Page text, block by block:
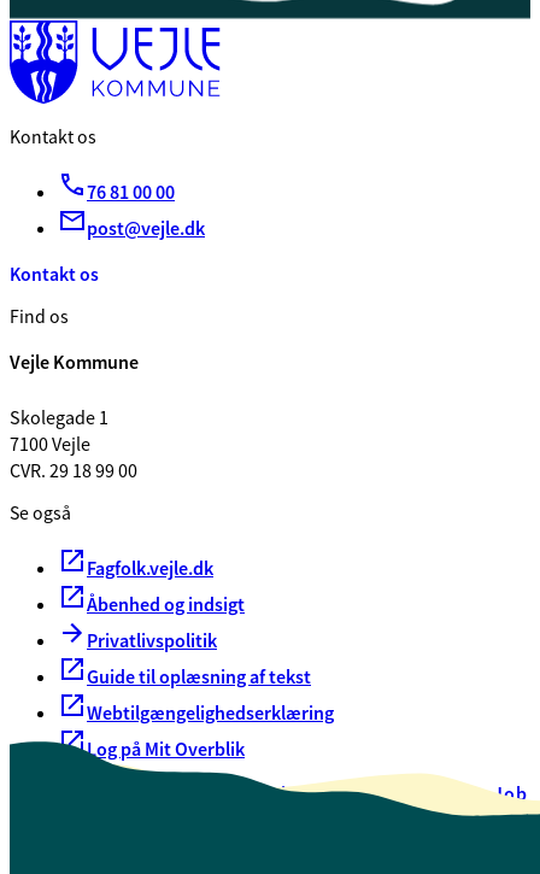
Kontakt os
76 81 00 00
post@vejle.dk
Kontakt os
Find os
Vejle Kommune
Skolegade 1
7100 Vejle
CVR. 29 18 99 00
Se også
Fagfolk.vejle.dk
Åbenhed og indsigt
Privatlivspolitik
Guide til oplæsning af tekst
Webtilgængelighedserklæring
Log på Mit Overblik
Oversigt over selvbetjeningJob